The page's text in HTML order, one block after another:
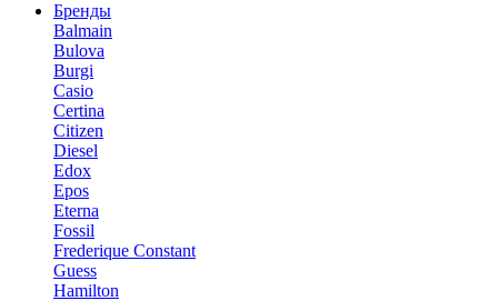
Бренды
Balmain
Bulova
Burgi
Casio
Certina
Citizen
Diesel
Edox
Epos
Eterna
Fossil
Frederique Constant
Guess
Hamilton